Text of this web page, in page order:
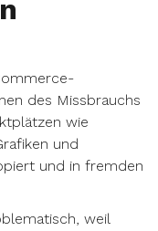
des Missbrauchs
wie
und
und in fremden
weil